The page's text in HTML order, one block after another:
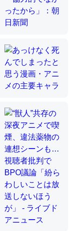
う脊椎動物と貝
無くしてナメク
に覗いてる。ぼ
Googleマップで
かが分かるので
。ITツール導入で